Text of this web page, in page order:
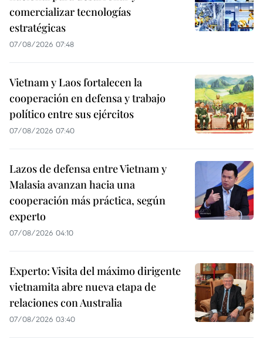
comercializar tecnologías
estratégicas
07/08/2026 07:48
Vietnam y Laos fortalecen la
cooperación en defensa y trabajo
político entre sus ejércitos
07/08/2026 07:40
Lazos de defensa entre Vietnam y
Malasia avanzan hacia una
cooperación más práctica, según
experto
07/08/2026 04:10
Experto: Visita del máximo dirigente
vietnamita abre nueva etapa de
relaciones con Australia
07/08/2026 03:40